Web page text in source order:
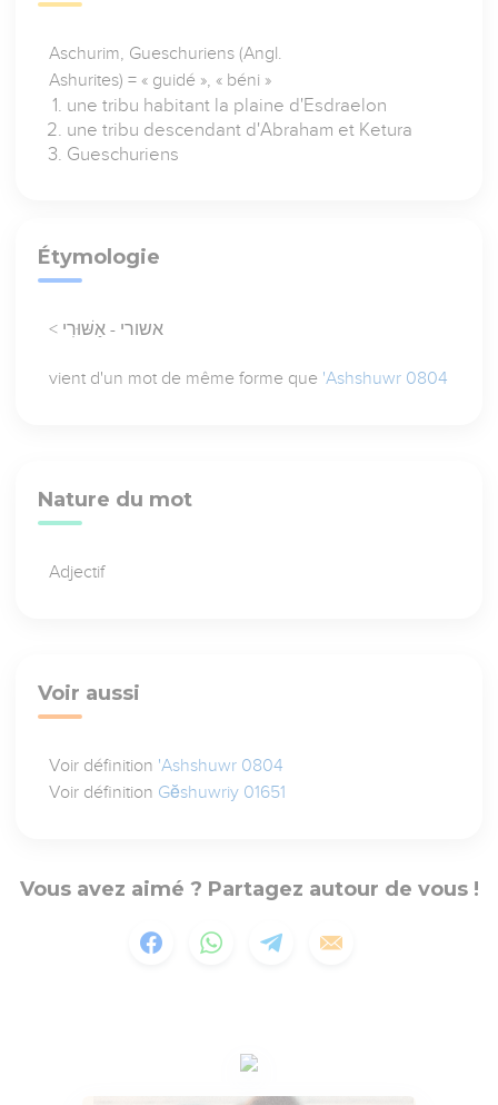
Aschurim, Gueschuriens (Angl.
Ashurites) = « guidé », « béni »
une tribu habitant la plaine d'Esdraelon
une tribu descendant d'Abraham et Ketura
Gueschuriens
Étymologie
< אשורי - אַשּׁוּרִי
vient d'un mot de même forme que 'Ashshuwr 0804
Nature du mot
Adjectif
Voir aussi
Voir définition 'Ashshuwr 0804
Voir définition Gĕshuwriy 01651
Vous avez aimé ? Partagez autour de vous !